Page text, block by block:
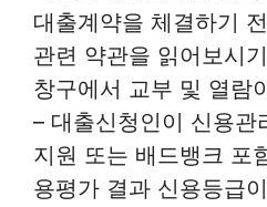
대출계약을 체결하기
관련 약관을 읽어보시
창구에서 교부 및 열람
– 대출신청인이 신용관
지원 또는 배드뱅크 포
용평가 결과 신용등급